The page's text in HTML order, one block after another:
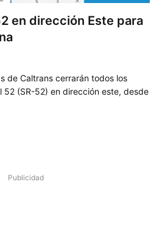
en dirección Este para
de Caltrans cerrarán todos los
52 (SR-52) en dirección este, desde
Publicidad